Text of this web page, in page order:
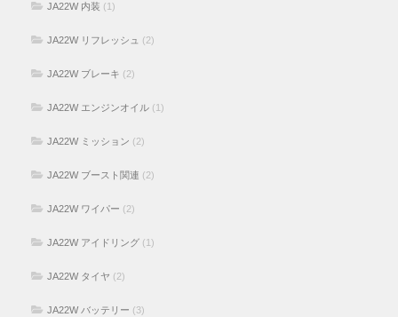
JA22W 内装 (1)
JA22W リフレッシュ (2)
JA22W ブレーキ (2)
JA22W エンジンオイル (1)
JA22W ミッション (2)
JA22W ブースト関連 (2)
JA22W ワイパー (2)
JA22W アイドリング (1)
JA22W タイヤ (2)
JA22W バッテリー (3)